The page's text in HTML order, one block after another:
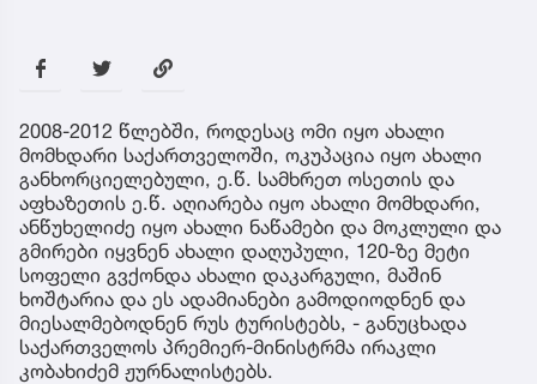
2008-2012 წლებში, როდესაც ომი იყო ახალი
მომხდარი საქართველოში, ოკუპაცია იყო ახალი
განხორციელებული, ე.წ. სამხრეთ ოსეთის და
აფხაზეთის ე.წ. აღიარება იყო ახალი მომხდარი,
ანწუხელიძე იყო ახალი ნაწამები და მოკლული და
გმირები იყვნენ ახალი დაღუპული, 120-ზე მეტი
სოფელი გვქონდა ახალი დაკარგული, მაშინ
ხოშტარია და ეს ადამიანები გამოდიოდნენ და
მიესალმებოდნენ რუს ტურისტებს, - განუცხადა
საქართველოს პრემიერ-მინისტრმა ირაკლი
კობახიძემ ჟურნალისტებს.